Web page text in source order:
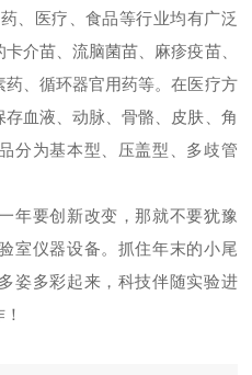
、医疗、食品等行业均有广泛
介苗、流脑菌苗、麻疹疫苗、
、循环器官用药等。在医疗方
血液、动脉、骨骼、皮肤、角
分为基本型、压盖型、多歧管
年要创新改变，那就不要犹豫
室仪器设备。抓住年末的小尾
姿多彩起来，科技伴随实验进